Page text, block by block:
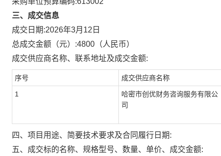
三、成交信息
成交日期:2026年3月12日
总成交金额（元）:4800 （人民币）
成交供应商名称、联系地址及成交金额:
序号 成交供应商名称
1
哈密市创优财务咨询服务有限公
司
四、项目用途、简要技术要求及合同履行日期:
五、成交标的名称、规格型号、数量、单价、成交金额: